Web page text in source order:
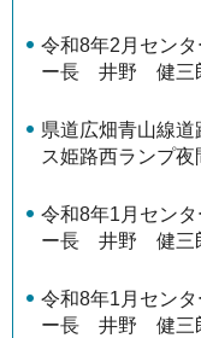
令和8年2月セン
ー長 井野 健三
県道広畑青山線
ス姫路西ランプ
令和8年1月セン
ー長 井野 健三
令和8年1月セン
ー長 井野 健三